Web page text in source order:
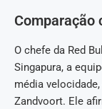
Comparação
O chefe da Red
Singapura, a
média
Zandvoort. Ele